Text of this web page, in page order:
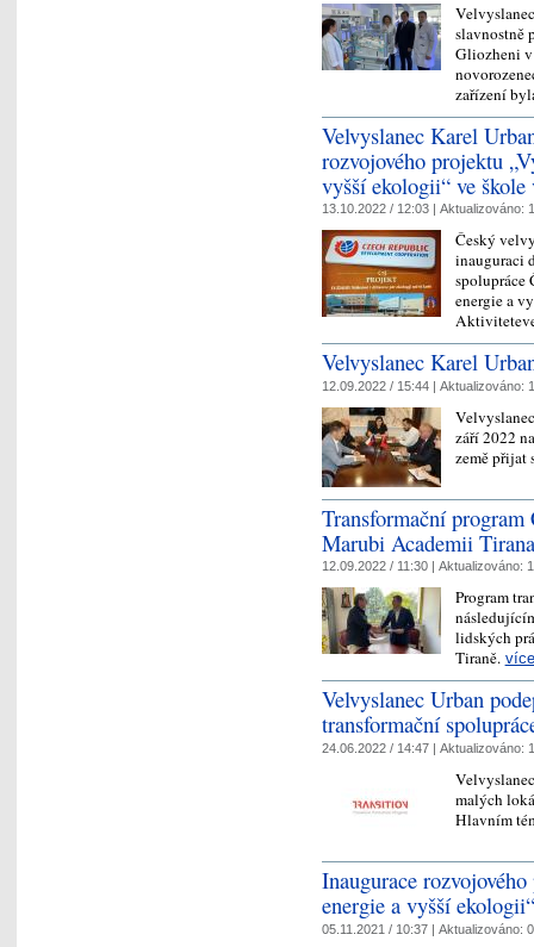
slavnostně
Gliozheni
zařízení
Velvyslanec Karel
rozvojového projektu
vyšší ekologii“ ve škole
13.10.2022 / 12:03 | Aktualizováno:
Český
inauguraci
spolupráce
energie a
Velvyslanec Karel
12.09.2022 / 15:44 | Aktualizováno:
září 2022
země přijat
Transformační
Marubi Academii Tirana
12.09.2022 / 11:30 | Aktualizováno:
Program
lidských
Tiraně. více
Velvyslanec Urban
transformační
24.06.2022 / 14:47 | Aktualizováno:
malých
Hlavním
Inaugurace
energie a vyšší
05.11.2021 / 10:37 | Aktualizováno: